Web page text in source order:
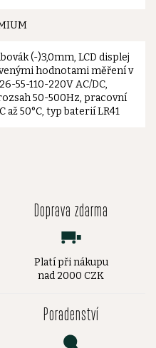
(-)3,0mm, LCD displej
hodnotami měření v
55-110-220V AC/DC,
50-500Hz, pracovní
až 50°C, typ baterií LR41
Doprava zdarma
Platí při nákupu
nad 2000 CZK
Poradenství